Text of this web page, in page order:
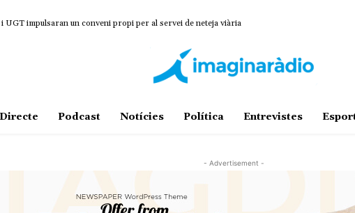
i UGT impulsaran un conveni propi per al servei de neteja viària
Directe Podcast Notícies Política Entrevistes
- Advertisement -